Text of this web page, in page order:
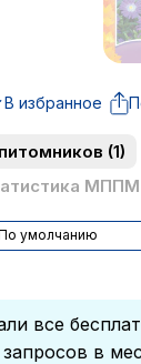
В избранное
(1)
МППМ
умолчанию
все
в